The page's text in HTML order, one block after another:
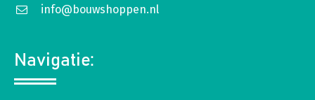
info@bouwshoppen.nl
Navigatie: